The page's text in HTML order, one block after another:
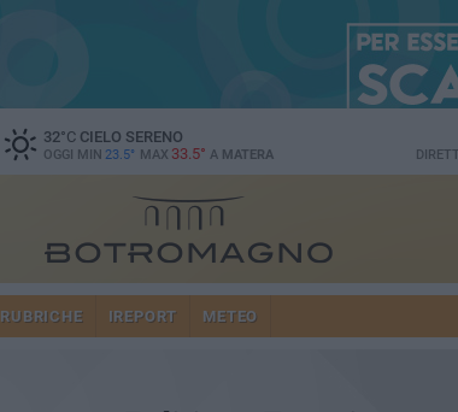
32°CCIELO SERENO
OGGI MIN 23.5° MAX 33.5° A MATERA
RUBRICHE IREPORT METEO